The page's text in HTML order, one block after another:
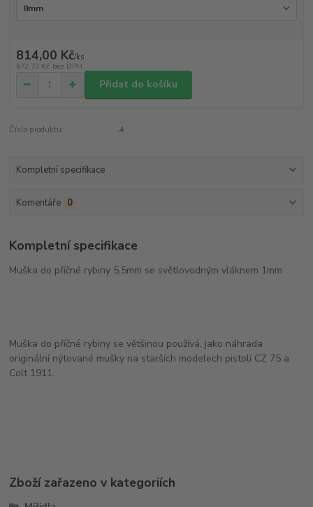
814,00 Kč/ks
672,73 Kč bez DPH
Přidat do košíku
Číslo produktu: .4
Kompletní specifikace
Komentáře 0
Kompletní specifikace
Muška do příčné rybiny 5,5mm se světlovodným vláknem 1mm
Muška do příčné rybiny se většinou používá, jako náhrada
originální nýtované mušky na starších modelech pistolí CZ 75 a
Colt 1911.
Zboží zařazeno v kategoriích